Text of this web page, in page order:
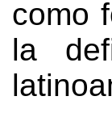
como
la